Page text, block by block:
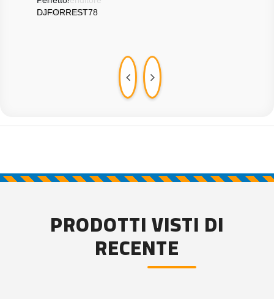
DJFORREST78
PRODOTTI VISTI DI
RECENTE